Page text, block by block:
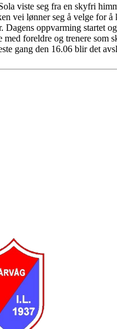
viste seg fra en skyfri
vei lønner seg å velge for
oppvarming startet
foreldre og trenere som
gang den 16.06 blir det